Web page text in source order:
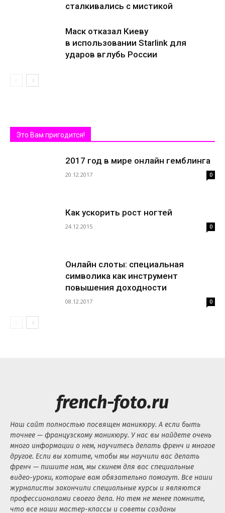
сталкивались с мистикой
Маск отказал Киеву
в использовании Starlink для
ударов вглубь России
Это Вам пригодится!
2017 год в мире онлайн гемблинга
20.12.2017 0
Как ускорить рост ногтей
24.12.2015 0
Онлайн слоты: специальная
символика как инструмент
повышения доходности
08.12.2017 0
french-foto.ru
Наш сайт полностью посвящен маникюру. А если быть
точнее — французскому маникюру. У нас вы найдете очень
много информации о нем, научитесь делать френч и многое
другое. Если вы хотите, чтобы мы научили вас делать
френч — пишите нам, мы скинем для вас специальные
видео-уроки, которые вам обязательно помогут. Все наши
журналисты закончили специальные курсы и являются
профессионалами своего дела. Но тем не менее помните,
что все наши мастер-классы и советы созданы